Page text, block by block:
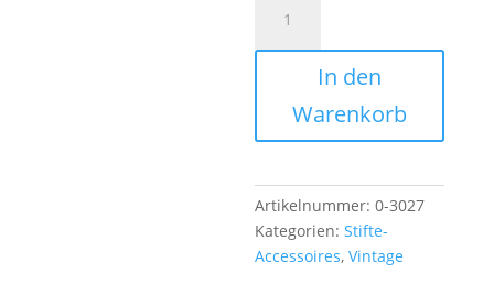
ROLLE
VINTAGE
In den
Warenkorb
t
e
n
i
v
e
Artikelnummer:0-3027
Kategorien:Stifte-
Accessoires,Vintage